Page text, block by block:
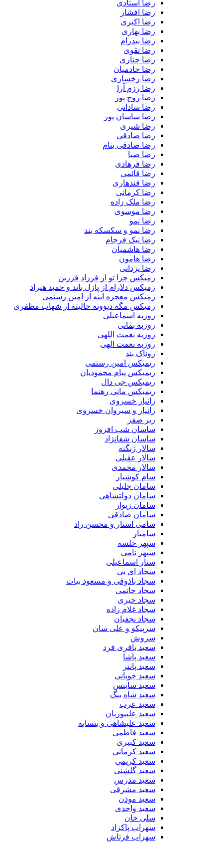
رضا استادی
رضا افشار
رضا اکبری
رضا بهاری
رضا بیدرام
رضا تقوی
رضا چناری
رضا خادمیان
رضا رخساری
رضا رزم آرا
رضا روح پور
رضا ساداتی
رضا ساسان پور
رضا شیری
رضا صادقی
رضا صادقی بنام
رضا ضیا
رضا فرهادی
رضا قائمی
رضا قندهاری
رضا کرمانی
رضا ملک زاده
رضا موسوی
رضا نمو
رضا نمو و سکسکه بند
رضا نیک فرجام
رضا هاشمیان
رضا هامون
رضا یزدانی
رمیکس چرا تو از فرزاد فرزین
رمیکس دلارام از پازل باند و حمید هیراد
رمیکس معجزه اینه از امین رستمی
رمیکس مگه دیوونه حالیته از شهاب مظفری
روزبه اسماعیلی
روزبه بمانی
روزبه نعمت اللهی
روزبه نعمت الهی
روناک بند
ریمیکس امین رستمی
ریمیکس پیام محمودیان
ریمیکس جی دال
ریمیکس مانی رهنما
زانیار خسروی
زانیار و سیروان خسروی
زیر صفر
ساسان شب افروز
ساسان شفانژاد
سالار زنگنه
سالار عقیلی
سالار محمدی
سام کوشیار
سامان جلیلی
سامان دولتشاهی
سامان زیوار
سامان صادقی
سامی استار و محسن راد
سامیار
سپهر خلسه
سپهر نامی
ستار اسماعیلی
سجاد ای بی
سجاد باذوقی و مسعود بیات
سجاد حاتمی
سجاد خیری
سجاد غلام زاده
سجاد نجفیان
سرپیکو و علی سان
سروش
سعید باقری فرد
سعید پاشا
سعید پانتر
سعید چوپانی
سعید ساینس
سعید شاه بیگ
سعید عرب
سعید علیپوریان
سعید علیشاهی و بتسابه
سعید فاطمی
سعید کبیری
سعید کرمانی
سعید کریمی
سعید گلشنی
سعید مدرس
سعید مشرقی
سعید موذن
سعید واحدی
سلی خان
سهراب پاکزاد
سهراب فرتاش